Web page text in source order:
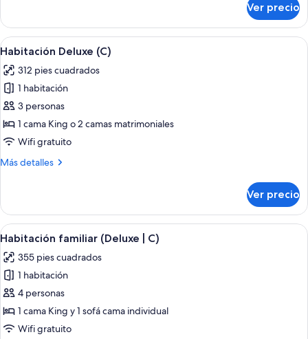
familiar
(C)
Ver precio
Abrir
todas
las
fotos
de
Habitación
Deluxe
Habitación de hotel con una cama
5
Habitación Deluxe (C)
312 pies cuadrados
1 habitación
3 personas
1 cama King o 2 camas matrimoniales
Wifi gratuito
Más detalles
Más
Deluxe
(C)
Ver precio
Abrir
todas
las
fotos
de
Habitación
familiar
Una habitación de hotel con dos
5
Habitación familiar (Deluxe | C)
355 pies cuadrados
1 habitación
4 personas
1 cama King y 1 sofá cama individual
Wifi gratuito